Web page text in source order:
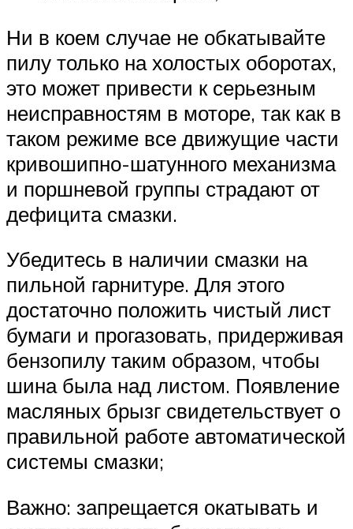
Ни в коем случае не обкатывайте
пилу только на холостых оборотах,
это может привести к серьезным
неисправностям в моторе, так как в
таком режиме все движущие части
кривошипно-шатунного механизма
и поршневой группы страдают от
дефицита смазки.
Убедитесь в наличии смазки на
пильной гарнитуре. Для этого
достаточно положить чистый лист
бумаги и прогазовать, придерживая
бензопилу таким образом, чтобы
шина была над листом. Появление
масляных брызг свидетельствует о
правильной работе автоматической
системы смазки;
Важно: запрещается окатывать и